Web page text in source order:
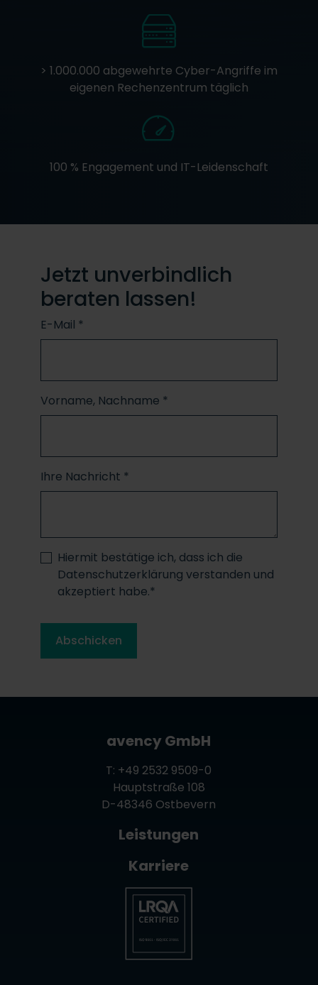
> 1.000.000 abgewehrte Cyber-Angriffe im
eigenen Rechenzentrum täglich
100 % Engagement und IT-Leidenschaft
Jetzt unverbindlich
beraten lassen!
E-Mail *
Vorname, Nachname *
Ihre Nachricht *
Hiermit bestätige ich, dass ich die
Datenschutzerklärung verstanden und
akzeptiert habe.*
Abschicken
avency GmbH
T: +49 2532 9509-0
Hauptstraße 108
D-48346 Ostbevern
Leistungen
Karriere